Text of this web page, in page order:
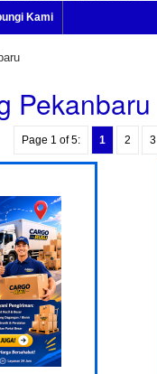
Kami
Pekanbaru
Page 1 of 5: 1 2 3